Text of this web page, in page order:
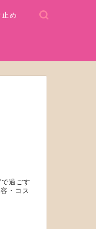
め
過ごす
・コス